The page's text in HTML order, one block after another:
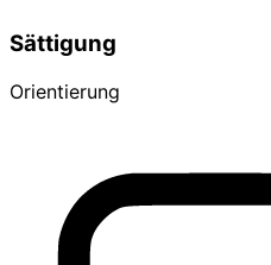
Sättigung
Orientierung